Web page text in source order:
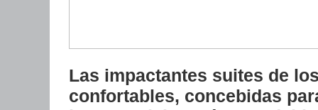
Las impactantes suites de
confortables, concebidas